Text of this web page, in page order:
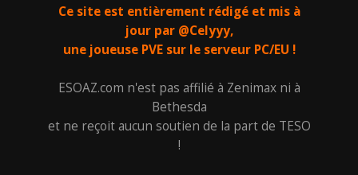
Ce site est entièrement rédigé et mis à
jour par @Celyyy,
une joueuse PVE sur le serveur PC/EU !
ESOAZ.com n'est pas affilié à Zenimax ni à
Bethesda
et ne reçoit aucun soutien de la part de TESO
!